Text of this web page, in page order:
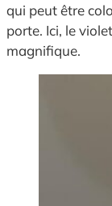
qui peut être
porte. Ici, le
magnifique.